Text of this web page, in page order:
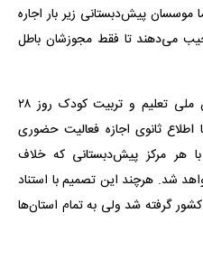
موسسان پیش‌دبستانی زیر بار اجاره
جیب می‌دهند تا فقط مجوزشان باطل
حمیدرضا شیخ‌الاسلام، رئیس سازمان ملی تعلیم و تربیت کودک روز ۲۸
اطلاع ثانوی اجازه فعالیت حضوری
هر مرکز پیش‌دبستانی که خلاف
شد. هرچند این تصمیم با استناد
گرفته شد ولی به تمام استان‌ها